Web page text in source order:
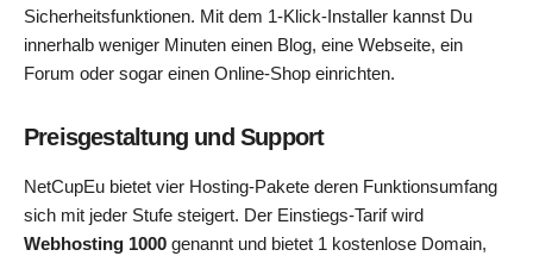
Sicherheitsfunktionen. Mit dem 1-Klick-Installer kannst Du
innerhalb weniger Minuten einen Blog, eine Webseite, ein
Forum oder sogar einen Online-Shop einrichten.
Preisgestaltung und Support
NetCupEu bietet vier Hosting-Pakete deren Funktionsumfang
sich mit jeder Stufe steigert. Der Einstiegs-Tarif wird
Webhosting 1000 genannt und bietet 1 kostenlose Domain,